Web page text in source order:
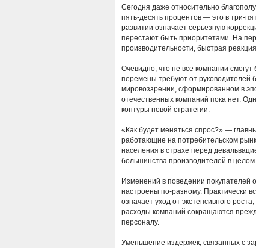
Сегодня даже относительно
пять-десять процентов — это в три-
развитии означает серьезную
перестают быть приоритетами. На
производительности, быстрая
Очевидно, что не все компании
перемены требуют от руководителей
мировоззрении, сформированном в
отечественных компаний пока нет.
контуры новой стратегии.
«Как будет меняться спрос?» —
работающие на потребительском
населения в страхе перед
большинства производителей в
Изменений в поведении покупателей
настроены по-разному. Практически
означает уход от экстенсивного
расходы компаний сокращаются
персоналу.
Уменьшение издержек, связанных с